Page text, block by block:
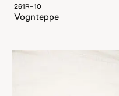
261R-10
Vognteppe